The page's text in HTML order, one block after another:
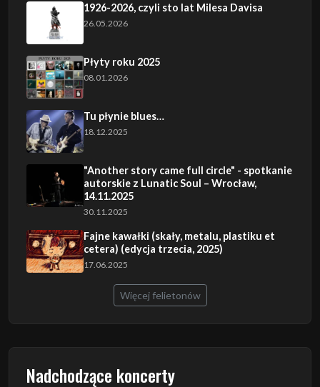
1926-2026, czyli sto lat Milesa Davisa
26.05.2026
Płyty roku 2025
08.01.2026
Tu płynie blues…
18.12.2025
"Another story came full circle" - spotkanie
autorskie z Lunatic Soul – Wrocław,
14.11.2025
30.11.2025
Fajne kawałki (skały, metalu, plastiku et
cetera) (edycja trzecia, 2025)
17.06.2025
Więcej felietonów
Nadchodzące koncerty